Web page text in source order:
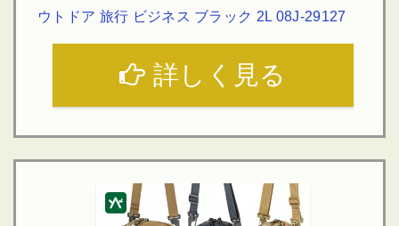
ウトドア 旅行 ビジネス ブラック 2L 08J-29127
詳しく見る